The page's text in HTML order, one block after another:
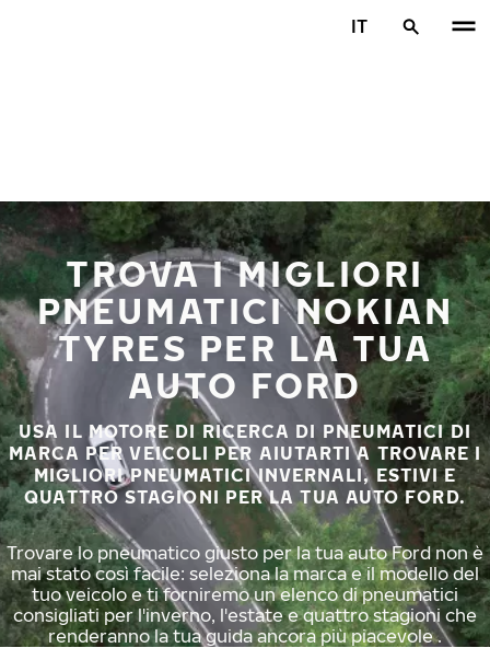
IT
TROVA I MIGLIORI
PNEUMATICI NOKIAN
TYRES PER LA TUA
AUTO FORD
USA IL MOTORE DI RICERCA DI PNEUMATICI DI
MARCA PER VEICOLI PER AIUTARTI A TROVARE I
MIGLIORI PNEUMATICI INVERNALI, ESTIVI E
QUATTRO STAGIONI PER LA TUA AUTO FORD.
Trovare lo pneumatico giusto per la tua auto Ford non è
mai stato così facile: seleziona la marca e il modello del
tuo veicolo e ti forniremo un elenco di pneumatici
consigliati per l'inverno, l'estate e quattro stagioni che
renderanno la tua guida ancora più piacevole .